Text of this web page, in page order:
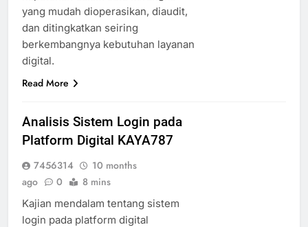
yang mudah dioperasikan, diaudit,
dan ditingkatkan seiring
berkembangnya kebutuhan layanan
digital.
Read More
Analisis Sistem Login pada
Platform Digital KAYA787
7456314
10 months
ago
0 8 mins
Kajian mendalam tentang sistem
login pada platform digital